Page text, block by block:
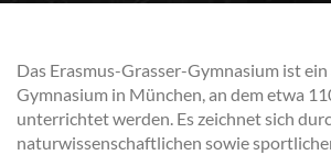
Das Erasmus-Grasser-Gymnasium ist
Gymnasium in München, an dem etwa
unterrichtet werden. Es zeichnet sich
naturwissenschaftlichen sowie